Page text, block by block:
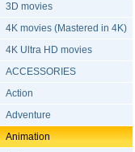
3D movies
4K movies (Mastered in 4K)
4K Ultra HD movies
ACCESSORIES
Action
Adventure
Animation